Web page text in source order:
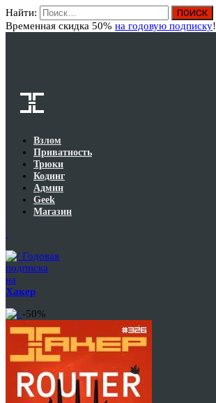
Найти:
Временная скидка 50% на годовую подписку!
Взлом
Приватность
Трюки
Кодинг
Админ
Geek
Магазин
Годовая
подписка
на
Хакер
-50%